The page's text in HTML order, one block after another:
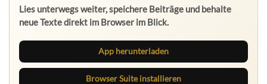
Lies unterwegs weiter, speichere Beiträge und behalte
neue Texte direkt im Browser im Blick.
App herunterladen
Browser Suite installieren